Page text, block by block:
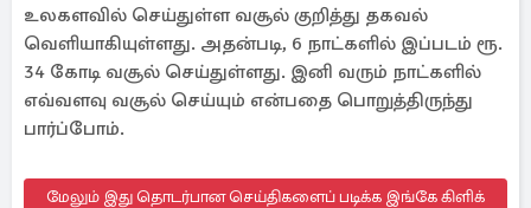
உலகளவில் செய்துள்ள வசூல் குறித்து தகவல்
வெளியாகியுள்ளது. அதன்படி, 6 நாட்களில் இப்படம் ரூ.
34 கோடி வசூல் செய்துள்ளது. இனி வரும் நாட்களில்
எவ்வளவு வசூல் செய்யும் என்பதை பொறுத்திருந்து
பார்ப்போம்.
மேலும் இது தொடர்பான செய்திகளைப் படிக்க இங்கே கிளிக்